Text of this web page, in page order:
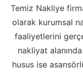
Temiz Nakliye
olarak kurumsal
faaliyetlerini
nakliyat
husus ise